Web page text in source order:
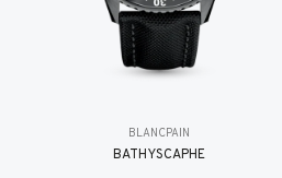
BLANCPAIN
BATHYSCAPHE